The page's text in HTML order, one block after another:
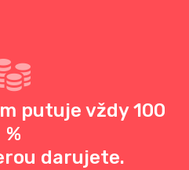
putuje vždy 100
%
darujete.